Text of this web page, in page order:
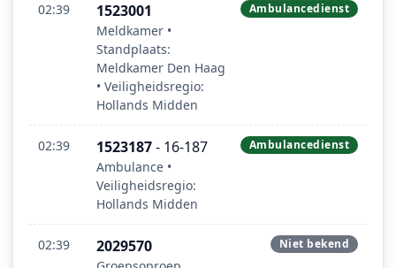
02:39 1523001
Meldkamer •
Standplaats:
Meldkamer Den Haag
• Veiligheidsregio:
Hollands Midden
Ambulancedienst
02:39 1523187- 16-187
Ambulance •
Veiligheidsregio:
Hollands Midden
Ambulancedienst
02:39 2029570 Niet bekend